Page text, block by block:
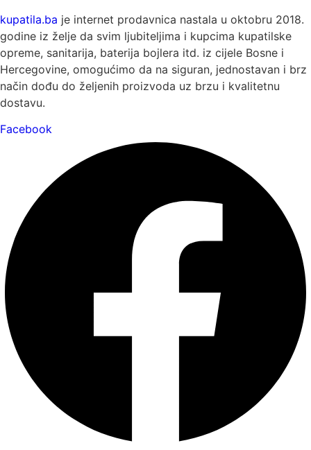
kupatila.ba je internet prodavnica nastala u oktobru 2018.
godine iz želje da svim ljubiteljima i kupcima kupatilske
opreme, sanitarija, baterija bojlera itd. iz cijele Bosne i
Hercegovine, omogućimo da na siguran, jednostavan i brz
način dođu do željenih proizvoda uz brzu i kvalitetnu
dostavu.
Facebook